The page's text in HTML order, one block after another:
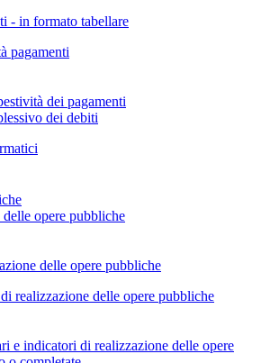
- in formato tabellare
pagamenti
dei pagamenti
dei debiti
opere pubbliche
delle opere pubbliche
realizzazione delle opere pubbliche
e indicatori di realizzazione delle opere